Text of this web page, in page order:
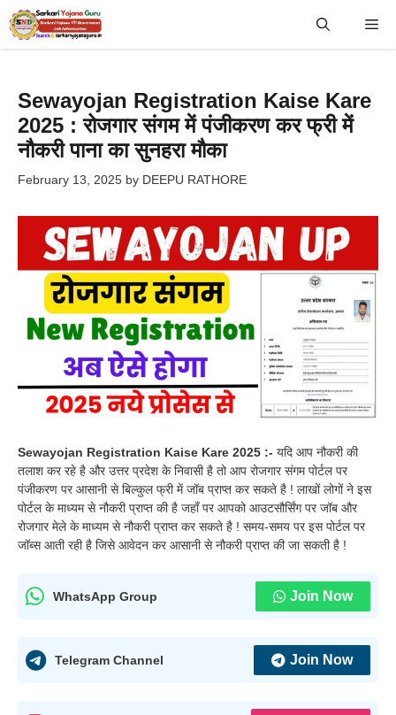
Skip
to
Sewayojan Registration Kaise Kare
2025 : रोजगार संगम में पंजीकरण कर फ्री में
नौकरी पाना का सुनहरा मौका
February 13, 2025 by DEEPU RATHORE
Sewayojan Registration Kaise Kare 2025 :- यदि आप नौकरी की
तलाश कर रहे है और उत्तर प्रदेश के निवासी है तो आप रोजगार संगम पोर्टल पर
पंजीकरण पर आसानी से बिल्कुल फ्री में जॉब प्राप्त कर सकते है ! लाखों लोगों ने इस
पोर्टल के माध्यम से नौकरी प्राप्त की है जहाँ पर आपको आउटसौर्सिंग पर जॉब और
रोजगार मेले के माध्यम से नौकरी प्राप्त कर सकते है ! समय-समय पर इस पोर्टल पर
जॉब्स आती रही है जिसे आवेदन कर आसानी से नौकरी प्राप्त की जा सकती है !
WhatsApp Group Join Now
Telegram Channel Join Now